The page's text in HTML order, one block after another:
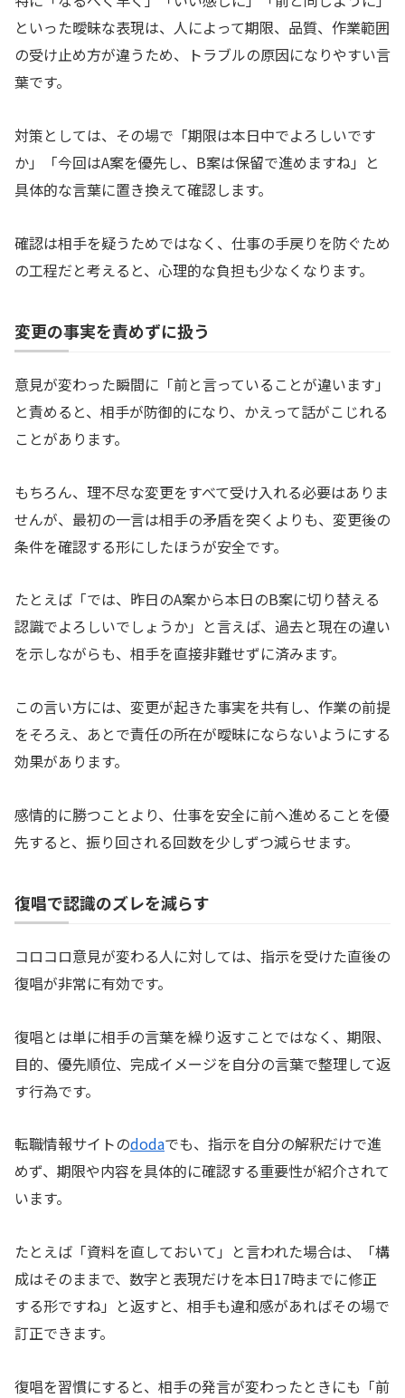
といった曖昧な表現は、人によって期限、品質、作業範囲
の受け止め方が違うため、トラブルの原因になりやすい言
葉です。
対策としては、その場で「期限は本日中でよろしいです
か」「今回はA案を優先し、B案は保留で進めますね」と
具体的な言葉に置き換えて確認します。
確認は相手を疑うためではなく、仕事の手戻りを防ぐため
の工程だと考えると、心理的な負担も少なくなります。
変更の事実を責めずに扱う
意見が変わった瞬間に「前と言っていることが違います」
と責めると、相手が防御的になり、かえって話がこじれる
ことがあります。
もちろん、理不尽な変更をすべて受け入れる必要はありま
せんが、最初の一言は相手の矛盾を突くよりも、変更後の
条件を確認する形にしたほうが安全です。
たとえば「では、昨日のA案から本日のB案に切り替える
認識でよろしいでしょうか」と言えば、過去と現在の違い
を示しながらも、相手を直接非難せずに済みます。
この言い方には、変更が起きた事実を共有し、作業の前提
をそろえ、あとで責任の所在が曖昧にならないようにする
効果があります。
感情的に勝つことより、仕事を安全に前へ進めることを優
先すると、振り回される回数を少しずつ減らせます。
復唱で認識のズレを減らす
コロコロ意見が変わる人に対しては、指示を受けた直後の
復唱が非常に有効です。
復唱とは単に相手の言葉を繰り返すことではなく、期限、
目的、優先順位、完成イメージを自分の言葉で整理して返
す行為です。
転職情報サイトのdodaでも、指示を自分の解釈だけで進
めず、期限や内容を具体的に確認する重要性が紹介されて
います。
たとえば「資料を直しておいて」と言われた場合は、「構
成はそのままで、数字と表現だけを本日17時までに修正
する形ですね」と返すと、相手も違和感があればその場で
訂正できます。
復唱を習慣にすると、相手の発言が変わったときにも「前